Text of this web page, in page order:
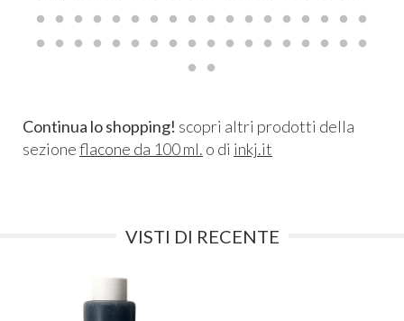
Continua lo shopping! scopri altri prodotti della
sezioneflacone da 100 ml. o di inkj.it
VISTI DI RECENTE